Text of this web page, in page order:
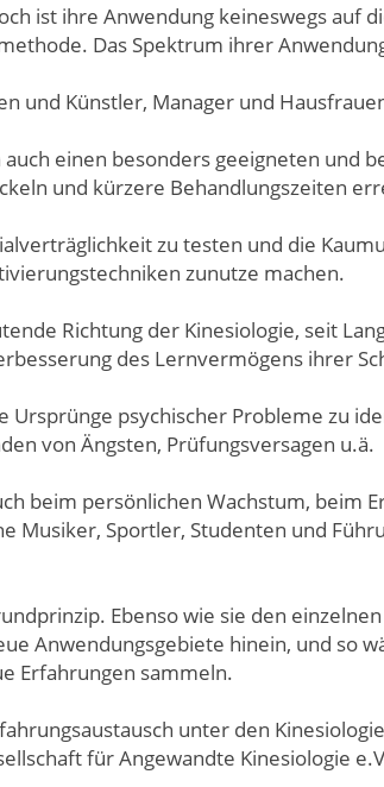
ist ihre Anwendung keineswegs auf
Das Spektrum ihrer
und Künstler, Manager und
einen besonders geeigneten und
und kürzere Behandlungszeiten
zu testen und die
zunutze machen.
Richtung der Kinesiologie, seit
des Lernvermögens ihrer
psychischer Probleme zu
von Ängsten, Prüfungsversagen u.ä.
beim persönlichen Wachstum, beim
Musiker, Sportler, Studenten und
Ebenso wie sie den
Anwendungsgebiete hinein, und so
Erfahrungen sammeln.
unter den
für Angewandte Kinesiologie